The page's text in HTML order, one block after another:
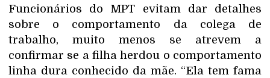
Funcionários do MPT evitam dar detalhes
sobre o comportamento da colega de
trabalho, muito menos se atrevem a
confirmar se a filha herdou o comportamento
linha dura conhecido da mãe. “Ela tem fama